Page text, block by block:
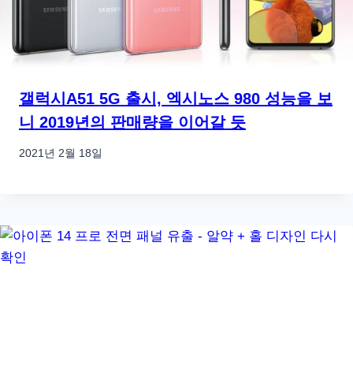
갤럭시A51 5G 출시, 엑시노스 980 성능을 보
니 2019년의 판매량을 이어갈 듯
2021년 2월 18일